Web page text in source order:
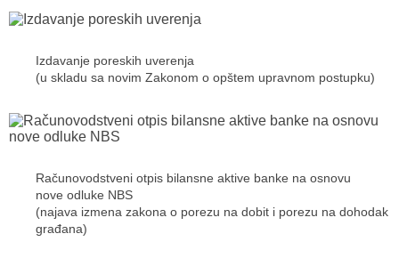
Izdavanje poreskih uverenja
(u skladu sa novim Zakonom o opštem upravnom postupku)
Računovodstveni otpis bilansne aktive banke na osnovu
nove odluke NBS
(najava izmena zakona o porezu na dobit i porezu na dohodak
građana)